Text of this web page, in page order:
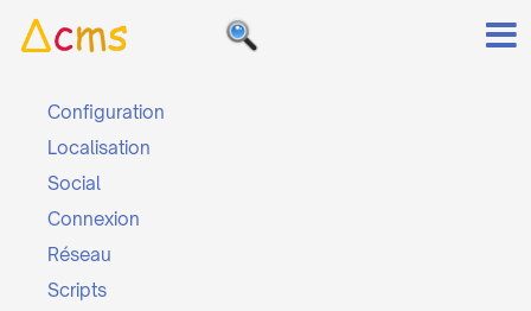
Configuration
Localisation
Social
Connexion
Réseau
Scripts